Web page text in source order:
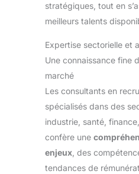
stratégiques, tout en
meilleurs talents
Expertise sectorielle et
Une connaissance fine
marché
Les consultants en
spécialisés dans des
industrie, santé,
confère une
enjeux, des
tendances de